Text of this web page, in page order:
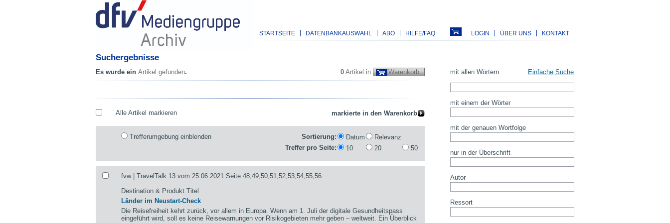
STARTSEITE DATENBANKAUSWAHL ABO HILFE/FAQ LOGIN ÜBER UNS KONTAKT
Suchergebnisse
0 Artikel in Warenkorb
Es wurde ein Artikel gefunden.
Alle Artikel markieren
Trefferumgebung einblenden Sortierung: Datum
Relevanz
Treffer pro Seite:
10 20 50
fvw | TravelTalk 13 vom 25.06.2021 Seite 48,49,50,51,52,53,54,55,56
Destination & Produkt Titel
Länder im Neustart-Check
Die Reisefreiheit kehrt zurück, vor allem in Europa. Wenn am 1. Juli der digitale Gesundheitspass
eingeführt wird, soll es keine Reisewarnungen vor Risikogebieten mehr geben – weltweit. Ein Überblick
mit allen Wörtern Einfache Suche
mit einem der Wörter
mit der genauen Wortfolge
nur in der Überschrift
Autor
Ressort